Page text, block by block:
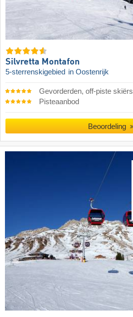
Silvretta Montafon
5-sterrenskigebied in Oostenrijk
Gevorderden, off-piste skiërs
Pisteaanbod
Beoordeling